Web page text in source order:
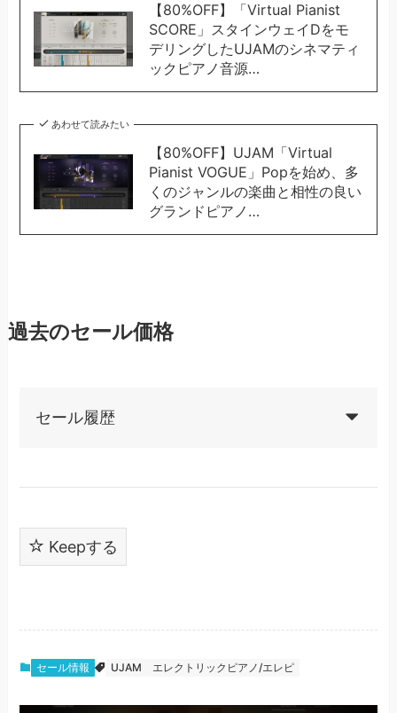
【80%OFF】「Virtual Pianist
SCORE」スタインウェイDをモ
デリングしたUJAMのシネマティ
ックピアノ音源…
あわせて読みたい
【80%OFF】UJAM「Virtual
Pianist VOGUE」Popを始め、多
くのジャンルの楽曲と相性の良い
グランドピアノ…
過去のセール価格
セール履歴
Keepする
セール情報 UJAM エレクトリックピアノ/エレピ